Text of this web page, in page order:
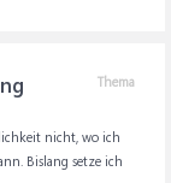
Thema
nicht, wo ich
Bislang setze ich